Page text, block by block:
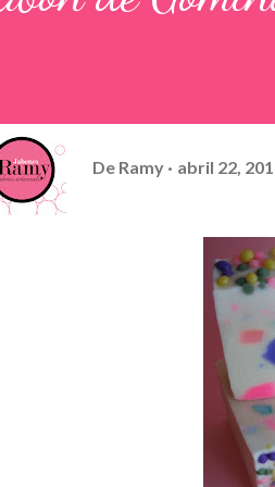
De Ramy abril 22,